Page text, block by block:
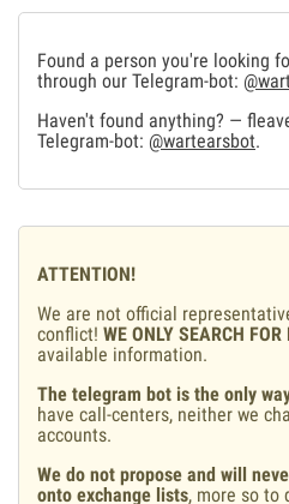
Found a person you're looking
through our Telegram-bot:
Haven't found anything? —
Telegram-bot: @wartearsbot.
ATTENTION!
We are not official
conflict! WE ONLY SEARCH FOR
available information.
The telegram bot is the only
have call-centers, neither we
accounts.
We do not propose and will
onto exchange lists, more so to